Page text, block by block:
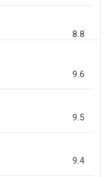
8.8
9.6
9.5
9.4